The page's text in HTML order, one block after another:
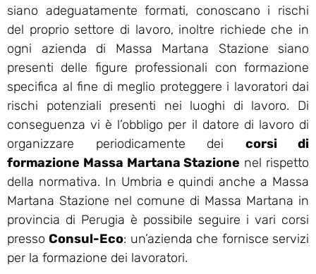
siano adeguatamente formati, conoscano i rischi
del proprio settore di lavoro, inoltre richiede che in
ogni azienda di Massa Martana Stazione siano
presenti delle figure professionali con formazione
specifica al fine di meglio proteggere i lavoratori dai
rischi potenziali presenti nei luoghi di lavoro. Di
conseguenza vi è l’obbligo per il datore di lavoro di
organizzare periodicamente dei corsi di
formazione Massa Martana Stazione nel rispetto
della normativa. In Umbria e quindi anche a Massa
Martana Stazione nel comune di Massa Martana in
provincia di Perugia è possibile seguire i vari corsi
pressoConsul-Eco: un’azienda che fornisce servizi
per la formazione dei lavoratori.